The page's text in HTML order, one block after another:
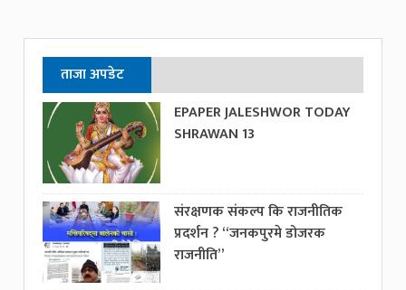
ताजा अपडेट
EPAPER JALESHWOR TODAY
SHRAWAN 13
संरक्षणक संकल्प कि राजनीतिक
प्रदर्शन ? “जनकपुरमे डोजरक
राजनीति”